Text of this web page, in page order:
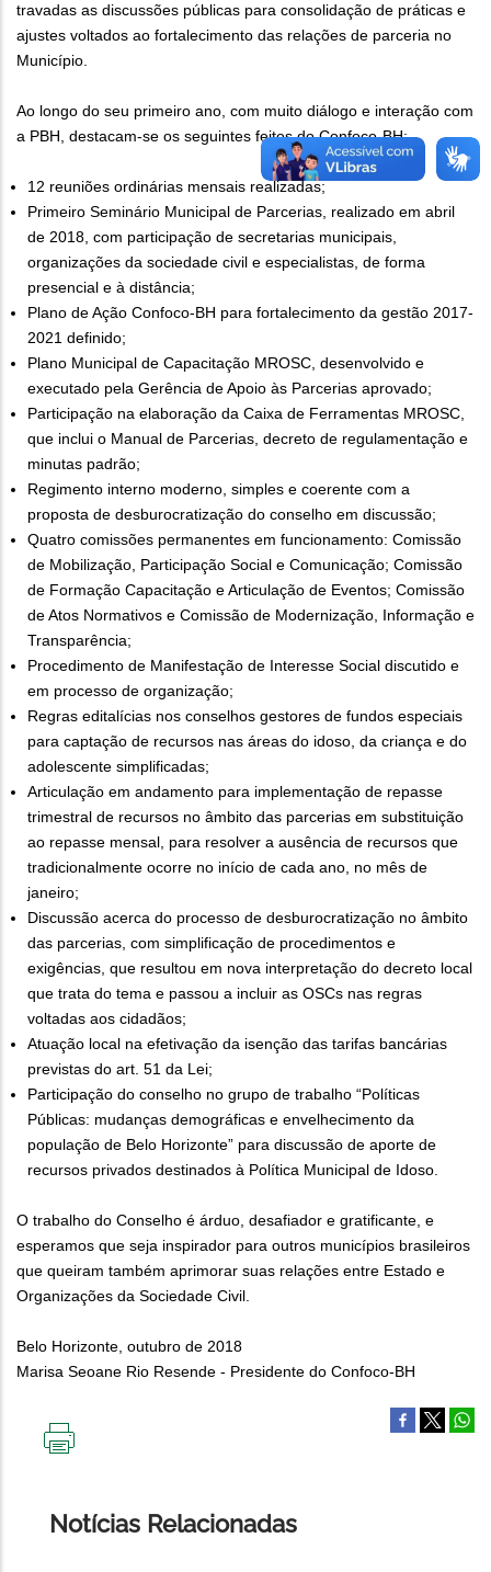
travadas as discussões públicas para consolidação de práticas e
ajustes voltados ao fortalecimento das relações de parceria no
Município.
Ao longo do seu primeiro ano, com muito diálogo e interação com
a PBH, destacam-se os seguintes feitos do Confoco-BH:
12 reuniões ordinárias mensais realizadas;
Primeiro Seminário Municipal de Parcerias, realizado em abril
de 2018, com participação de secretarias municipais,
organizações da sociedade civil e especialistas, de forma
presencial e à distância;
Plano de Ação Confoco-BH para fortalecimento da gestão 2017-
2021 definido;
Plano Municipal de Capacitação MROSC, desenvolvido e
executado pela Gerência de Apoio às Parcerias aprovado;
Participação na elaboração da Caixa de Ferramentas MROSC,
que inclui o Manual de Parcerias, decreto de regulamentação e
minutas padrão;
Regimento interno moderno, simples e coerente com a
proposta de desburocratização do conselho em discussão;
Quatro comissões permanentes em funcionamento: Comissão
de Mobilização, Participação Social e Comunicação; Comissão
de Formação Capacitação e Articulação de Eventos; Comissão
de Atos Normativos e Comissão de Modernização, Informação e
Transparência;
Procedimento de Manifestação de Interesse Social discutido e
em processo de organização;
Regras editalícias nos conselhos gestores de fundos especiais
para captação de recursos nas áreas do idoso, da criança e do
adolescente simplificadas;
Articulação em andamento para implementação de repasse
trimestral de recursos no âmbito das parcerias em substituição
ao repasse mensal, para resolver a ausência de recursos que
tradicionalmente ocorre no início de cada ano, no mês de
janeiro;
Discussão acerca do processo de desburocratização no âmbito
das parcerias, com simplificação de procedimentos e
exigências, que resultou em nova interpretação do decreto local
que trata do tema e passou a incluir as OSCs nas regras
voltadas aos cidadãos;
Atuação local na efetivação da isenção das tarifas bancárias
previstas do art. 51 da Lei;
Participação do conselho no grupo de trabalho “Políticas
Públicas: mudanças demográficas e envelhecimento da
população de Belo Horizonte” para discussão de aporte de
recursos privados destinados à Política Municipal de Idoso.
O trabalho do Conselho é árduo, desafiador e gratificante, e
esperamos que seja inspirador para outros municípios brasileiros
que queiram também aprimorar suas relações entre Estado e
Organizações da Sociedade Civil.
Belo Horizonte, outubro de 2018
Marisa Seoane Rio Resende - Presidente do Confoco-BH
Notícias Relacionadas